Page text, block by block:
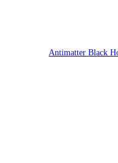
Antimatter Black